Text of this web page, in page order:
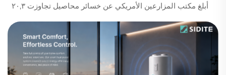
أبلغ مكتب المزارعين الأمريكي عن خسائر محاصيل تجاوزت ٢٠,٣
حصادٍ متوقع، يتجه المزارعون التجاريون نحو وحدات المناخ الذكية